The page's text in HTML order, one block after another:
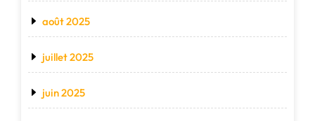
août 2025
juillet 2025
juin 2025